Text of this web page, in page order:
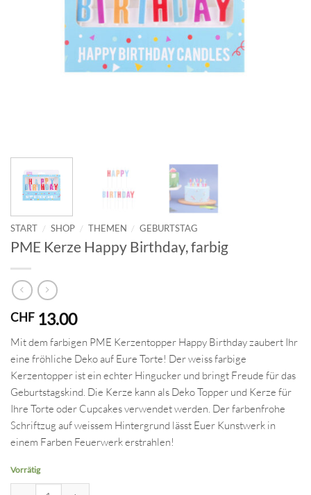
START / SHOP / THEMEN / GEBURTSTAG
PME Kerze Happy Birthday, farbig
CHF 13.00
Mit dem farbigen PME Kerzentopper Happy Birthday zaubert Ihr
eine fröhliche Deko auf Eure Torte! Der weiss farbige
Kerzentopper ist ein echter Hingucker und bringt Freude für das
Geburtstagskind. Die Kerze kann als Deko Topper und Kerze für
Ihre Torte oder Cupcakes verwendet werden. Der farbenfrohe
Schriftzug auf weissem Hintergrund lässt Euer Kunstwerk in
einem Farben Feuerwerk erstrahlen!
Vorrätig